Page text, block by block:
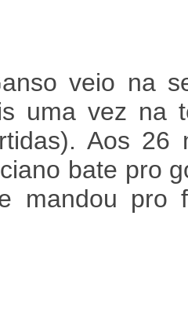
veio na
uma vez na
Aos 26
bate pro
mandou